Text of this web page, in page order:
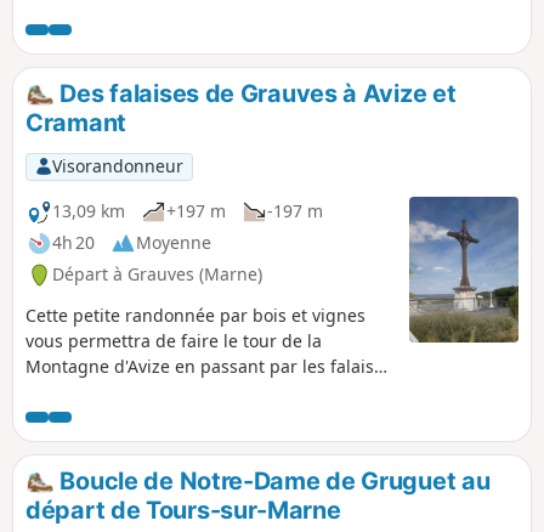
(Zone Naturelle d'Intérêt Ecologique
Faunitique et Floristique) des corniches
de Grauves.
Des falaises de Grauves à Avize et
Cramant
Visorandonneur
13,09 km
+197 m
-197 m
4h 20
Moyenne
Départ à Grauves (Marne)
Cette petite randonnée par bois et vignes
vous permettra de faire le tour de la
Montagne d'Avize en passant par les falaises
le beau point de vue de Cramant. Une vue à
360° de la région ! Ce circuit n'est pas balisé
pour une grande partie. L'application est
recommandée entre le (7) et le (11). À éviter
en période de chasse.
Boucle de Notre-Dame de Gruguet au
départ de Tours-sur-Marne